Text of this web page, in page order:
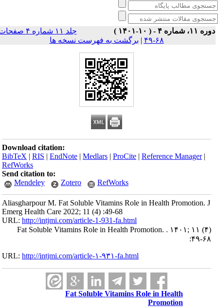
۱۱، شماره ۴ - ( ۱۰-۱۴۰۱ )
جلد ۱۱ شماره ۴ صفحات
۶۸-۴۹
| برگشت به فهرست نسخه ها
Download citation:
BibTeX |RIS |EndNote |Medlars |ProCite |Reference Manager
RefWorks
Send citation to:
Mendeley
Zotero RefWorks
Aliasgharpour M. Fat Soluble Vitamins Role in Health Promotion. J
Emerg Health Care 2022; 11 (4) :49-68
URL:http://intjmi.com/article-1-931-fa.html
Fat Soluble Vitamins Role in Health Promotion. . ۱۴۰۱; ۱۱ (۴)
:۴۹-۶۸
URL:http://intjmi.com/article-۱-۹۳۱-fa.html
Fat Soluble Vitamins Role in Health
Promotion